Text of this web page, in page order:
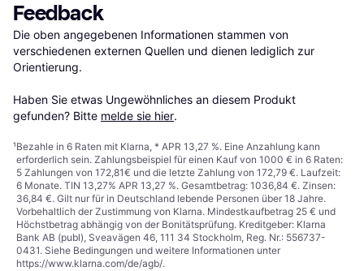
Feedback
Die oben angegebenen Informationen stammen von
verschiedenen externen Quellen und dienen lediglich zur
Orientierung.
Haben Sie etwas Ungewöhnliches an diesem Produkt
gefunden? Bitte melde sie hier.
¹Bezahle in 6 Raten mit Klarna, * APR 13,27 %. Eine Anzahlung kann
erforderlich sein. Zahlungsbeispiel für einen Kauf von 1000 € in 6 Raten:
5 Zahlungen von 172,81€ und die letzte Zahlung von 172,79 €. Laufzeit:
6 Monate. TIN 13,27% APR 13,27 %. Gesamtbetrag: 1036,84 €. Zinsen:
36,84 €. Gilt nur für in Deutschland lebende Personen über 18 Jahre.
Vorbehaltlich der Zustimmung von Klarna. Mindestkaufbetrag 25 € und
Höchstbetrag abhängig von der Bonitätsprüfung. Kreditgeber: Klarna
Bank AB (publ), Sveavägen 46, 111 34 Stockholm, Reg. Nr.: 556737-
0431. Siehe Bedingungen und weitere Informationen unter
https://www.klarna.com/de/agb/.